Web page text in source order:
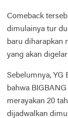
Comeback
dimulainya tur
baru diharapkan
yang akan
Sebelumnya, YG
bahwa
merayakan 20
dijadwalkan